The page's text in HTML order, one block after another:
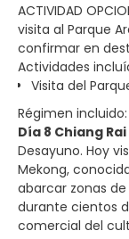
ACTIVIDAD
visita al Parque
confirmar en
Actividades
Visita del
Régimen
Día 8 Chiang
Desayuno. Hoy
Mekong,
abarcar zonas de
durante cientos
comercial del